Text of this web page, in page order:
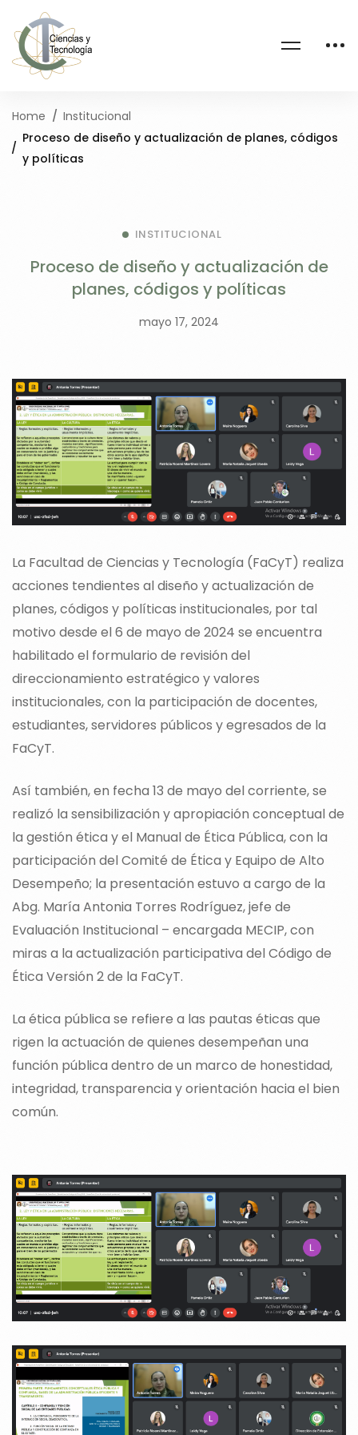
Home
Institucional
Proceso de diseño y actualización de planes, códigos
y políticas
INSTITUCIONAL
Proceso de diseño y actualización de
planes, códigos y políticas
mayo 17, 2024
La Facultad de Ciencias y Tecnología (FaCyT) realiza
acciones tendientes al diseño y actualización de
planes, códigos y políticas institucionales, por tal
motivo desde el 6 de mayo de 2024 se encuentra
habilitado el formulario de revisión del
direccionamiento estratégico y valores
institucionales, con la participación de docentes,
estudiantes, servidores públicos y egresados de la
FaCyT.
Así también, en fecha 13 de mayo del corriente, se
realizó la sensibilización y apropiación conceptual de
la gestión ética y el Manual de Ética Pública, con la
participación del Comité de Ética y Equipo de Alto
Desempeño; la presentación estuvo a cargo de la
Abg. María Antonia Torres Rodríguez, jefe de
Evaluación Institucional – encargada MECIP, con
miras a la actualización participativa del Código de
Ética Versión 2 de la FaCyT.
La ética pública se refiere a las pautas éticas que
rigen la actuación de quienes desempeñan una
función pública dentro de un marco de honestidad,
integridad, transparencia y orientación hacia el bien
común.